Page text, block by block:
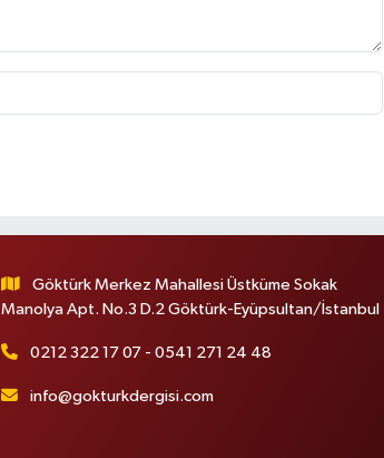
Göktürk Merkez Mahallesi Üstküme Sokak
Manolya Apt. No.3 D.2 Göktürk-Eyüpsultan/İstanbul
0212 322 17 07 - 0541 271 24 48
info@gokturkdergisi.com